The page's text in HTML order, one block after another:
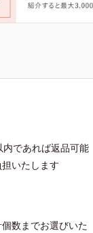
であれば返品可能
いたします
数までお選びいた